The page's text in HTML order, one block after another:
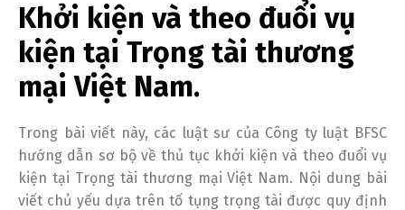
Khởi kiện và theo đuổi vụ
kiện tại Trọng tài thương
mại Việt Nam.
Trong bài viết này, các luật sư của Công ty luật BFSC
hướng dẫn sơ bộ về thủ tục khởi kiện và theo đuổi vụ
kiện tại Trọng tài thương mại Việt Nam. Nội dung bài
viết chủ yếu dựa trên tố tụng trọng tài được quy định